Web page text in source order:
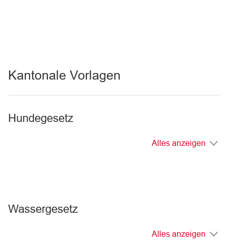
Kantonale Vorlagen
Hundegesetz
Alles anzeigen
Wassergesetz
Alles anzeigen